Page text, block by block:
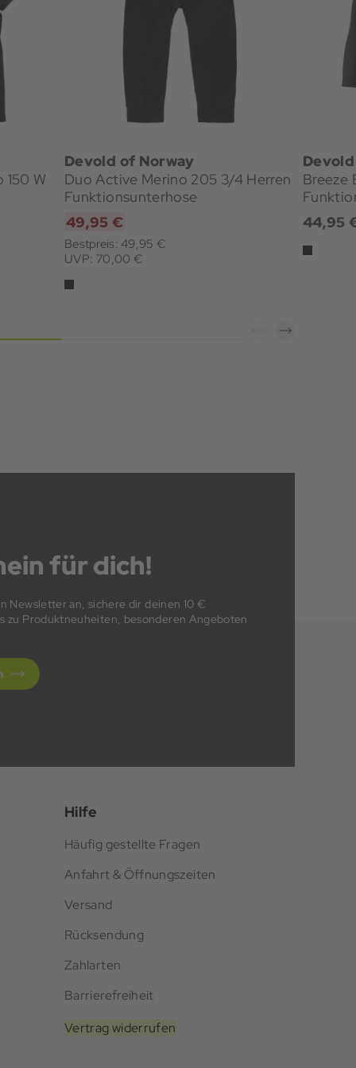
150 W
Devold of Norway
Duo Active Merino 205 3/4 Herren
Funktionsunterhose
49,95 €
Bestpreis: 49,95 €
UVP: 70,00 €
Breeze
44,95
für dich!
Newsletter an, sichere dir deinen 10 €
zu Produktneuheiten, besonderen Angeboten
Hilfe
Häufig gestellte Fragen
Anfahrt & Öffnungszeiten
Versand
Rücksendung
Zahlarten
Barrierefreiheit
Vertrag widerrufen